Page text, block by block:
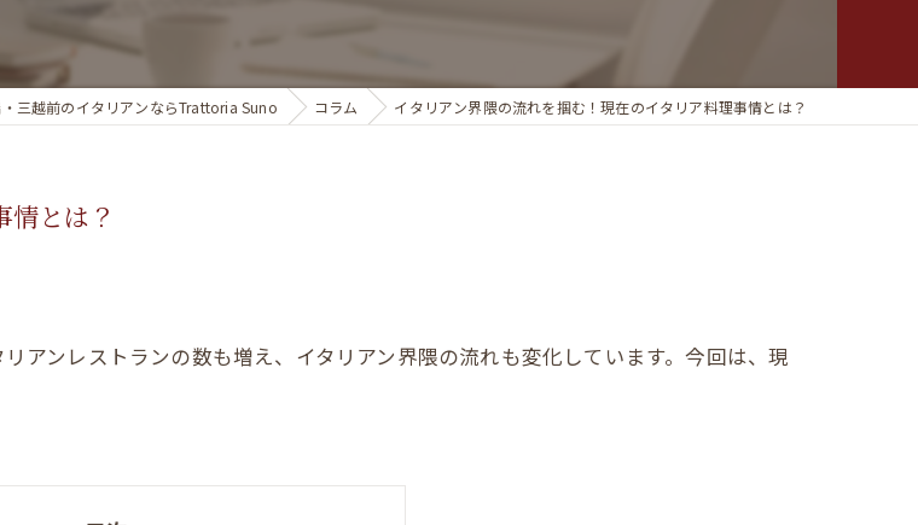
三越前のイタリアンならTrattoria Suno コラム イタリアン界隈の流れを掴む！現在のイタリア料理事情とは？
情とは？
アンレストランの数も増え、イタリアン界隈の流れも変化しています。今回は、現